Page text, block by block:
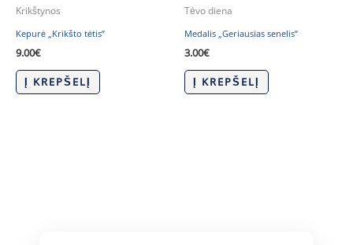
Krikštynos
Kepurė „Krikšto tėtis”
9.00€
Į KREPŠELĮ
Tėvo diena
Medalis „Geriausias senelis”
3.00€
Į KREPŠELĮ